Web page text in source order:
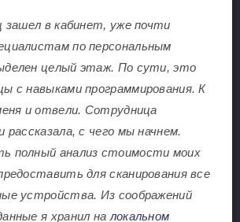
зашел в кабинет, уже почти
по персональным
целый этаж. По сути, это
с навыками программирования. К
и отвели. Сотрудница
рассказала, с чего мы начнем.
полный анализ стоимости моих
для сканирования все
устройства. Из соображений
я хранил на локальном